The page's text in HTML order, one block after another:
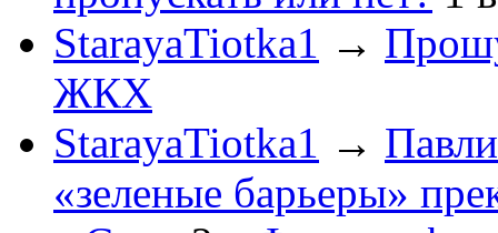
StarayaTiotka1 →
ЖКХ
StarayaTiotka1 →
«зеленые барьеры»